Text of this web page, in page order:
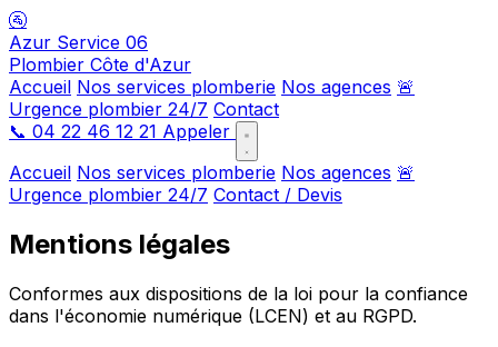
🚰
Azur Service 06
Plombier Côte d'Azur
Accueil Nos services plomberie Nos agences 🚨
Urgence plombier 24/7 Contact
📞 04 22 46 12 21 Appeler
Accueil Nos services plomberie Nos agences 🚨
Urgence plombier 24/7 Contact / Devis
Mentions légales
Conformes aux dispositions de la loi pour la confiance
dans l'économie numérique (LCEN) et au RGPD.